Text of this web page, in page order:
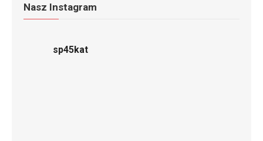
Nasz Instagram
sp45kat